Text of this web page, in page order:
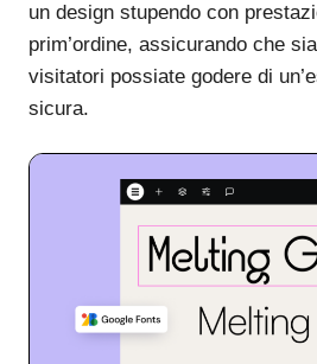
un design stupendo con
prim’ordine, assicurando che
visitatori possiate godere di
sicura.